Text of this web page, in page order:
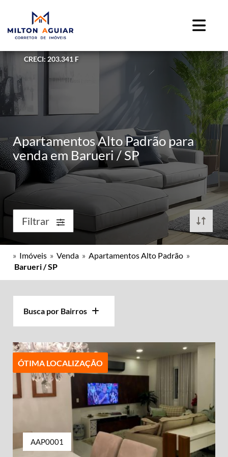
CRECI: 203.341 F
Apartamentos Alto Padrão para
venda em Barueri / SP
Filtrar
» Imóveis » Venda » Apartamentos Alto Padrão »
Barueri / SP
Busca por Bairros
ÓTIMA LOCALIZAÇÃO
AAP0001